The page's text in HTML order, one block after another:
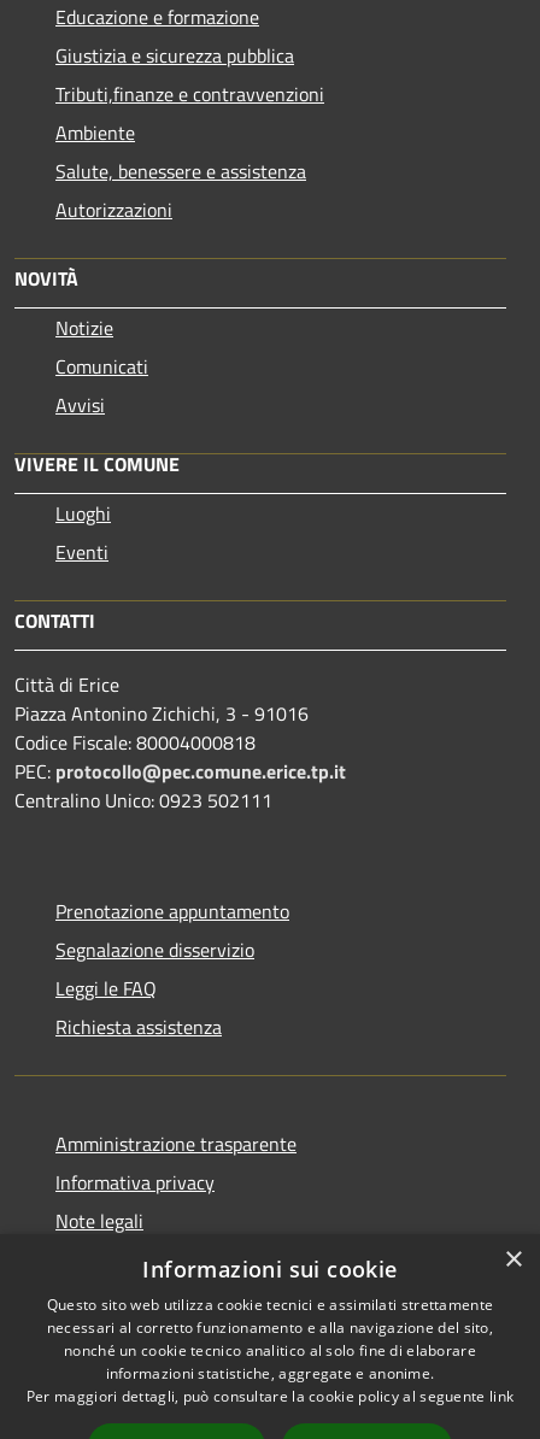
Educazione e formazione
Giustizia e sicurezza pubblica
Tributi,finanze e contravvenzioni
Ambiente
Salute, benessere e assistenza
Autorizzazioni
NOVITÀ
Notizie
Comunicati
Avvisi
VIVERE IL COMUNE
Luoghi
Eventi
CONTATTI
Città di Erice
Piazza Antonino Zichichi, 3 - 91016
Codice Fiscale: 80004000818
PEC: protocollo@pec.comune.erice.tp.it
Centralino Unico: 0923 502111
Prenotazione appuntamento
Segnalazione disservizio
Leggi le FAQ
Richiesta assistenza
Amministrazione trasparente
Informativa privacy
Note legali
Dichiarazione di accessibilità
Accessibilità
Copyright © 2026 • Città di
Erice • Powered by
×
Informazioni sui cookie
Questo sito web utilizza cookie tecnici e assimilati strettamente
necessari al corretto funzionamento e alla navigazione del sito,
nonché un cookie tecnico analitico al solo fine di elaborare
informazioni statistiche, aggregate e anonime.
Per maggiori dettagli, può consultare la cookie policy al seguente link